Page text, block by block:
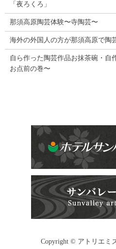
「夜ろくろ」
那須高原陶芸体験〜寺陶芸〜
海外の外国人の方が那須高原で陶
自ら作った陶芸作品お抹茶碗・自
お点前の巻〜
Copyright © アトリエミ